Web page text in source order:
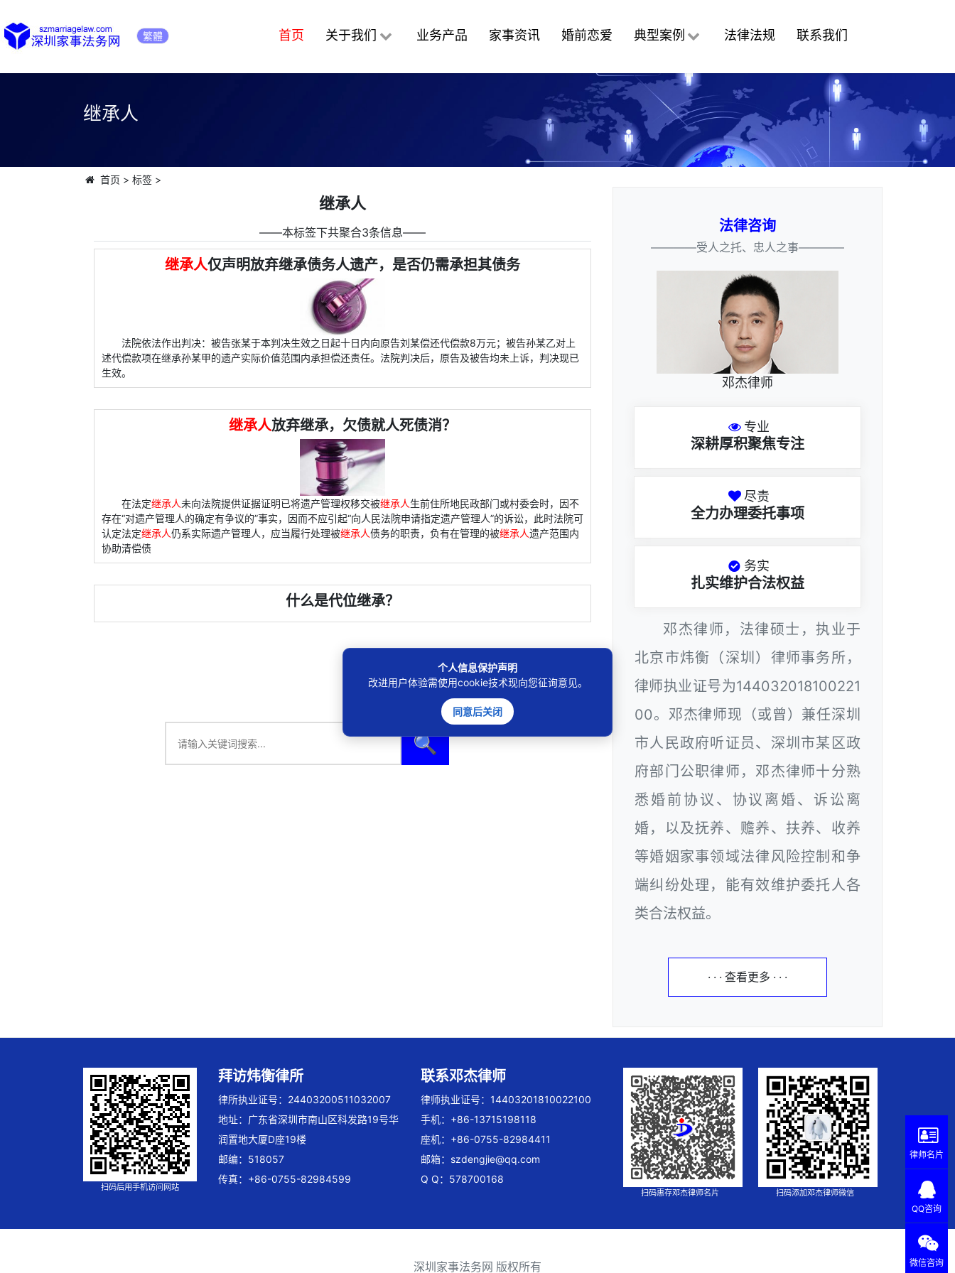
繁體 首页 关于我们 业务产品 家事资讯 婚前恋爱 典型案例 法律法规 联系我们
继承人
首页 > 标签>
继承人
――本标签下共聚合3条信息――
继承人仅声明放弃继承债务人遗产，是否仍需承担其债务
法院依法作出判决：被告张某于本判决生效之日起十日内向原告刘某偿还代偿款8万元；被告孙某乙对上
述代偿款项在继承孙某甲的遗产实际价值范围内承担偿还责任。法院判决后，原告及被告均未上诉，判决现已
生效。
继承人放弃继承，欠债就人死债消？
在法定继承人未向法院提供证据证明已将遗产管理权移交被继承人生前住所地民政部门或村委会时，因不
存在“对遗产管理人的确定有争议的”事实，因而不应引起“向人民法院申请指定遗产管理人”的诉讼，此时法院可
认定法定继承人仍系实际遗产管理人，应当履行处理被继承人债务的职责，负有在管理的被继承人遗产范围内
协助清偿债
什么是代位继承？
🔍
法律咨询
————受人之托、忠人之事————
邓杰律师
专业
深耕厚积聚焦专注
尽责
全力办理委托事项
务实
扎实维护合法权益
邓杰律师，法律硕士，执业于
北京市炜衡（深圳）律师事务所，
律师执业证号为144032018100221
00。邓杰律师现（或曾）兼任深圳
市人民政府听证员、深圳市某区政
府部门公职律师，邓杰律师十分熟
悉婚前协议、协议离婚、诉讼离
婚，以及抚养、赡养、扶养、收养
等婚姻家事领域法律风险控制和争
端纠纷处理，能有效维护委托人各
类合法权益。
· · · 查看更多 · · ·
扫码后用手机访问网站
拜访炜衡律所
律所执业证号：24403200511032007
地址：广东省深圳市南山区科发路19号华
润置地大厦D座19楼
邮编：518057
传真：+86-0755-82984599
联系邓杰律师
律师执业证号：14403201810022100
手机：+86-13715198118
座机：+86-0755-82984411
邮箱： szdengjie@qq.com
Q Q：578700168
扫码惠存邓杰律师名片 扫码添加邓杰律师微信
深圳家事法务网 版权所有
个人信息保护声明
改进用户体验需使用cookie技术现向您征询意见。
同意后关闭
律师名片
QQ咨询
微信咨询